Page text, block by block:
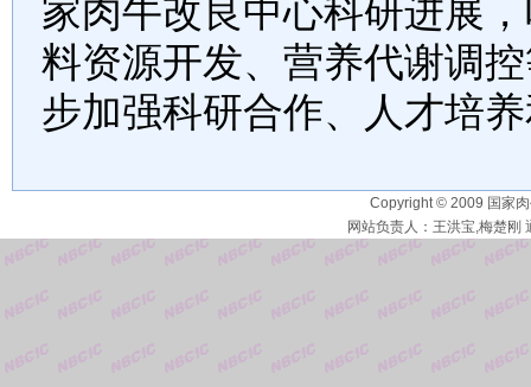
家肉牛改良中心科研进展
料资源开发、营养代谢调
步加强科研合作、人才培
Copyright © 2009 国家
网站负责人：王洪宝,梅楚刚